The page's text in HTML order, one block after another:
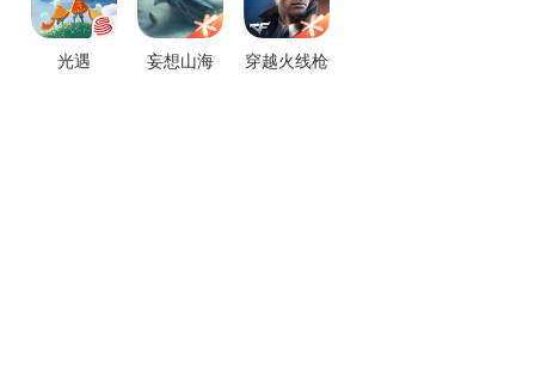
坛
光遇 妄想山海 穿越火线枪